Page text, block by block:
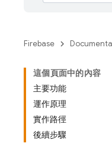
Firebase
這個頁面中的內容
主要功能
運作原理
實作路徑
後續步驟